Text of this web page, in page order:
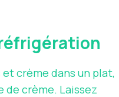
crème dans un plat,
de crème. Laissez